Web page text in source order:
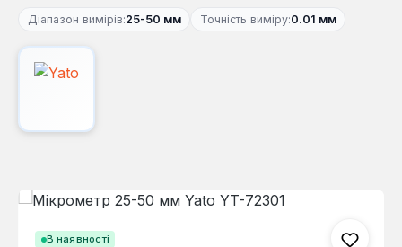
Діапазон вимірів:25-50 мм Точність виміру:0.01 мм
В наявності
Пропустити галерею зображень